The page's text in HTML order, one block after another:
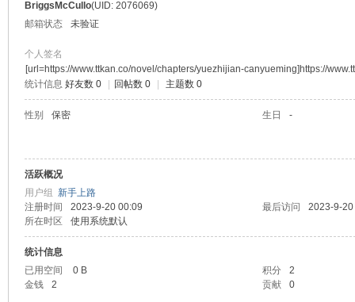
BriggsMcCullo(UID: 2076069)
邮箱状态
未验证
个人签名
[url=https://www.ttkan.co/novel/chapters/yuezhijian-canyueming]https://
统计信息 好友数 0 回帖数 0 主题数 0
性别 保密 生日 -
活跃概况
用户组 新手上路
注册时间
2023-9-20 00:09 最后访问
2023-9-
所在时区
使用系统默认
统计信息
已用空间
0 B 积分
2
金钱
2 贡献 0